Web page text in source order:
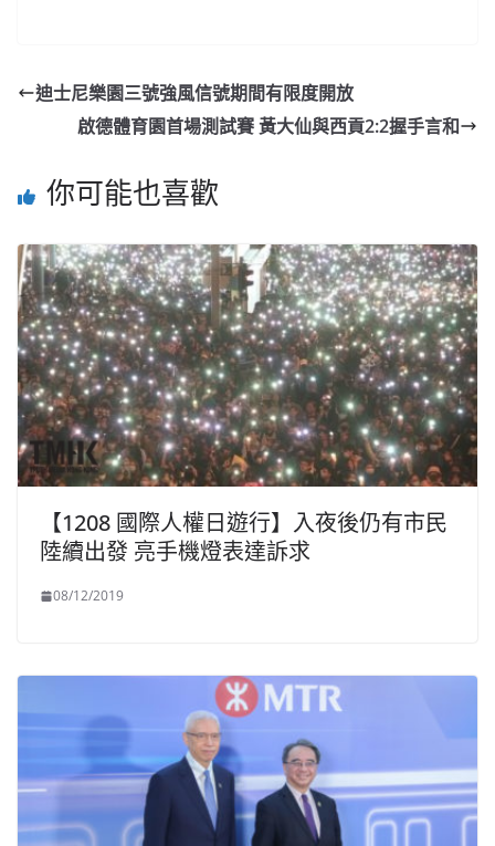
迪士尼樂園三號強風信號期間有限度開放
啟德體育園首場測試賽 黃大仙與西貢2:2握手言和
你可能也喜歡
【1208 國際人權日遊行】入夜後仍有市民
陸續出發 亮手機燈表達訴求
08/12/2019